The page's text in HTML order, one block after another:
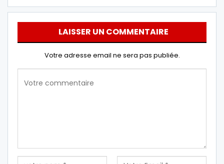
LAISSER UN COMMENTAIRE
Votre adresse email ne sera pas publiée.